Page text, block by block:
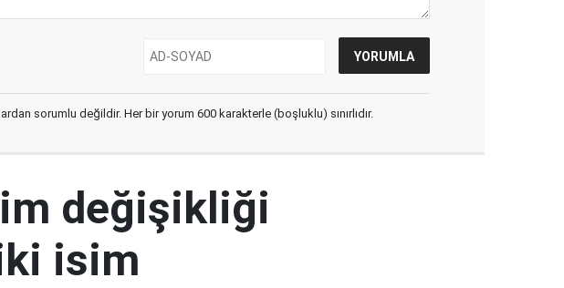
sorumlu değildir. Her bir yorum 600 karakterle (boşluklu) sınırlıdır.
değişikliği
isim